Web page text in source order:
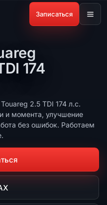
Записаться
174
2.5 TDI 174 л.с.
и момента, улучшение
без ошибок. Работаем